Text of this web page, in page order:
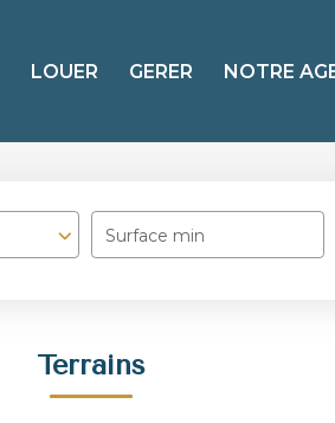
LOUER GERER NOTRE
Surface min
Terrains